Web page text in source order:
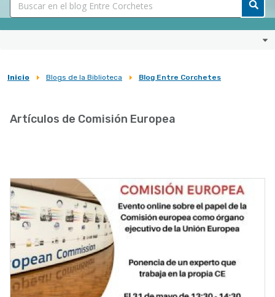
Sobrescribir
de
la
navegación
Inicio Blogs de la Biblioteca Blog Entre Corchetes
Artículos de Comisión Europea